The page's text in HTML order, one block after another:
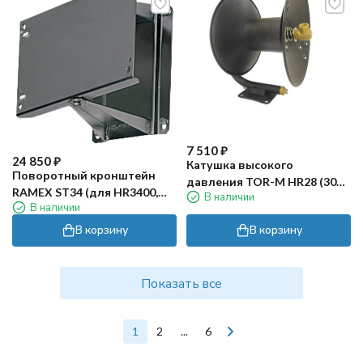
24 850₽
Поворотный кронштейн
RAMEX ST34 (для HR3400,
нерж)В наличии
В корзину
7 510₽
Катушка высокого
давления TOR-M HR28 (30м,
3/8ш-3/8г, 280бар)
В наличии
В корзину
Показать все
1 2 ... 6